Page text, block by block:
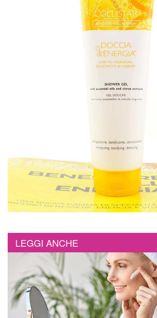
LEGGI ANCHE